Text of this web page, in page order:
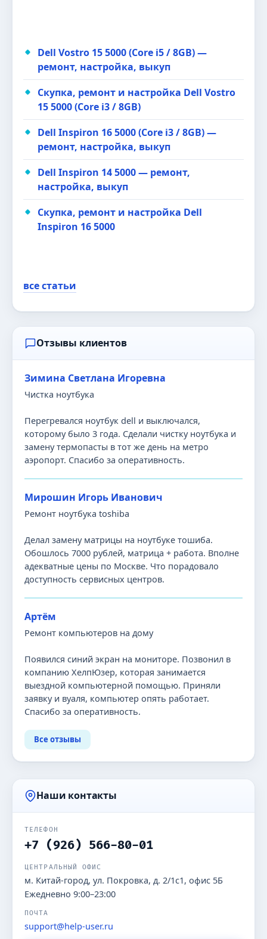
Dell Vostro 15 5000 (Core i5 / 8GB) —
ремонт, настройка, выкуп
Скупка, ремонт и настройка Dell Vostro
15 5000 (Core i3 / 8GB)
Dell Inspiron 16 5000 (Core i3 / 8GB) —
ремонт, настройка, выкуп
Dell Inspiron 14 5000 — ремонт,
настройка, выкуп
Скупка, ремонт и настройка Dell
Inspiron 16 5000
все статьи
Отзывы клиентов
Зимина Светлана Игоревна
Чистка ноутбука
Перегревался ноутбук dell и выключался,
которому было 3 года. Сделали чистку ноутбука и
замену термопасты в тот же день на метро
аэропорт. Спасибо за оперативность.
Мирошин Игорь Иванович
Ремонт ноутбука toshiba
Делал замену матрицы на ноутбуке тошиба.
Обошлось 7000 рублей, матрица + работа. Вполне
адекватные цены по Москве. Что порадовало
доступность сервисных центров.
Артём
Ремонт компьютеров на дому
Появился синий экран на мониторе. Позвонил в
компанию ХелпЮзер, которая занимается
выездной компьютерной помощью. Приняли
заявку и вуаля, компьютер опять работает.
Спасибо за оперативность.
Все отзывы
Наши контакты
ТЕЛЕФОН
+7 (926) 566-80-01
ЦЕНТРАЛЬНЫЙ ОФИС
м. Китай-город, ул. Покровка, д. 2/1с1, офис 5Б
Ежедневно 9:00–23:00
ПОЧТА
support@help-user.ru